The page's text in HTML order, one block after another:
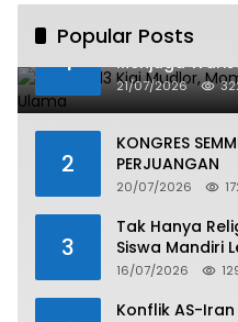
Popular Posts
1
Haul ke-13 Kiai
Menjaga
21/07/2026
2
KONGRES
PERJUANGAN
20/07/2026
3
Tak Hanya
Siswa Mandiri
16/07/2026
Konflik AS-